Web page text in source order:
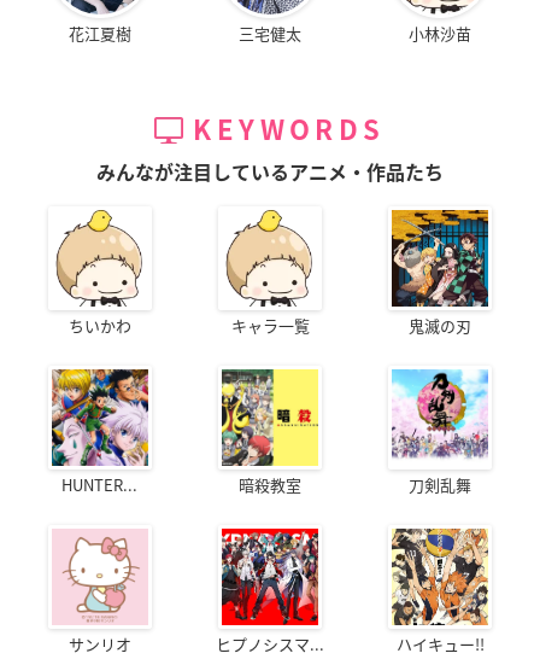
花江夏樹 三宅健太 小林沙苗
KEYWORDS
みんなが注目しているアニメ・作品たち
ちいかわ キャラ一覧 鬼滅の刃
HUNTER... 暗殺教室 刀剣乱舞
サンリオ ヒプノシスマ... ハイキュー!!